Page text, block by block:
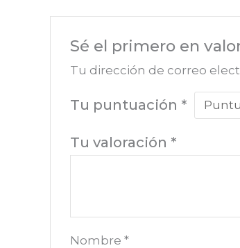
Sé el primero en
Tu dirección de correo
Tu puntuación *
Tu valoración *
Nombre*